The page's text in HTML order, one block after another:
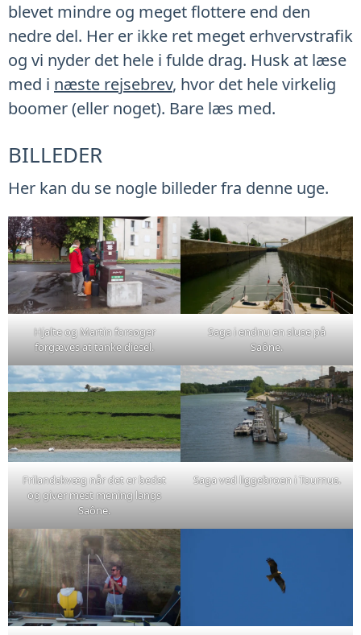
blevet mindre og meget flottere end den
nedre del. Her er ikke ret meget erhvervstrafik
og vi nyder det hele i fulde drag. Husk at læse
med i næste rejsebrev, hvor det hele virkelig
boomer (eller noget). Bare læs med.
BILLEDER
Her kan du se nogle billeder fra denne uge.
Hjalte og Martin forsøger
forgæves at tanke diesel.
Saga i endnu en sluse på
Saône.
Frilandskvæg når det er bedst
og giver mest mening langs
Saône.
Saga ved liggebroen i Tournus.